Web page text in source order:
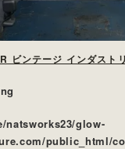
natsworks23/glow-
public_html/